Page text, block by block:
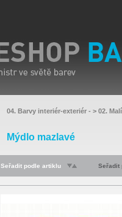
04. Barvy interiér-exteriér - > 02.
Mýdlo mazlavé
Seřadit podle artiklu Seřadit